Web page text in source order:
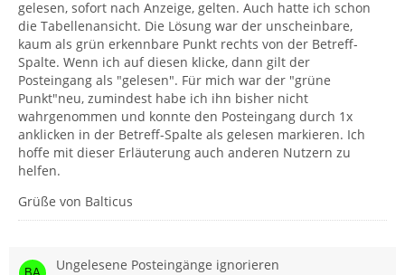
gelesen, sofort nach Anzeige, gelten. Auch hatte ich schon
die Tabellenansicht. Die Lösung war der unscheinbare,
kaum als grün erkennbare Punkt rechts von der Betreff-
Spalte. Wenn ich auf diesen klicke, dann gilt der
Posteingang als "gelesen". Für mich war der "grüne
Punkt"neu, zumindest habe ich ihn bisher nicht
wahrgenommen und konnte den Posteingang durch 1x
anklicken in der Betreff-Spalte als gelesen markieren. Ich
hoffe mit dieser Erläuterung auch anderen Nutzern zu
helfen.
Grüße von Balticus
Ungelesene Posteingänge ignorieren